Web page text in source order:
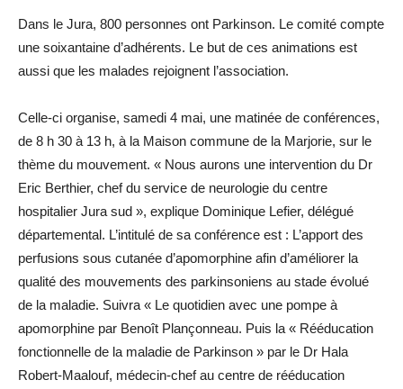
Dans le Jura, 800 personnes ont Parkinson. Le comité compte
une soixantaine d’adhérents. Le but de ces animations est
aussi que les malades rejoignent l’association.
Celle-ci organise, samedi 4 mai, une matinée de conférences,
de 8 h 30 à 13 h, à la Maison commune de la Marjorie, sur le
thème du mouvement. « Nous aurons une intervention du Dr
Eric Berthier, chef du service de neurologie du centre
hospitalier Jura sud », explique Dominique Lefier, délégué
départemental. L’intitulé de sa conférence est : L’apport des
perfusions sous cutanée d’apomorphine afin d’améliorer la
qualité des mouvements des parkinsoniens au stade évolué
de la maladie. Suivra « Le quotidien avec une pompe à
apomorphine par Benoît Plançonneau. Puis la « Rééducation
fonctionnelle de la maladie de Parkinson » par le Dr Hala
Robert-Maalouf, médecin-chef au centre de rééducation